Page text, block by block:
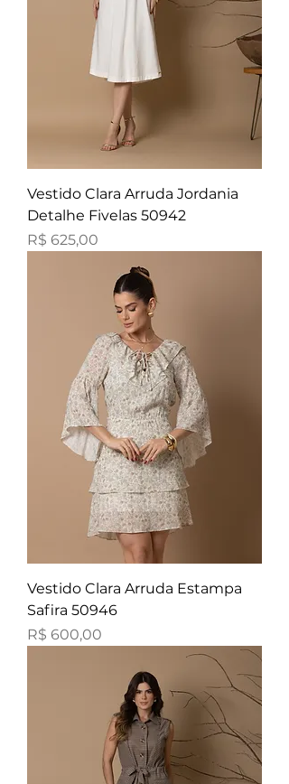
Vestido Clara Arruda Jordania
Detalhe Fivelas 50942
Preço
R$ 625,00
Vestido Clara Arruda Estampa
Safira 50946
Preço
R$ 600,00